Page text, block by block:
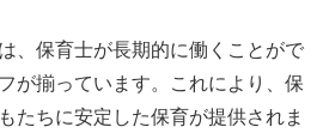
、保育士が長期的に働くことがで
が揃っています。これにより、保
たちに安定した保育が提供されま